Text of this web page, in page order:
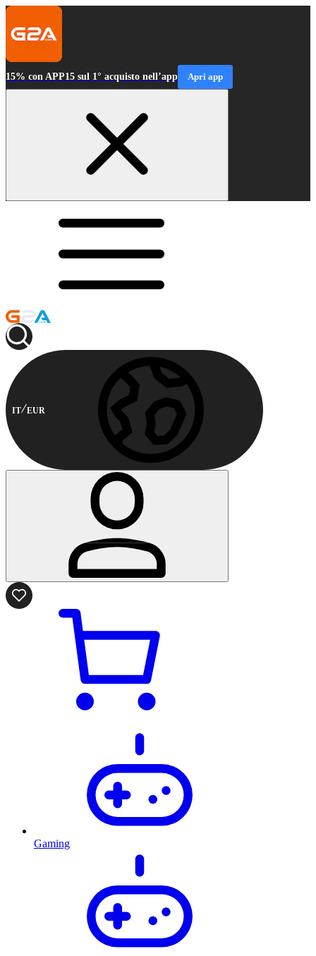
15% con APP15 sul 1° acquisto nell’app Apri app
IT EUR
Gaming